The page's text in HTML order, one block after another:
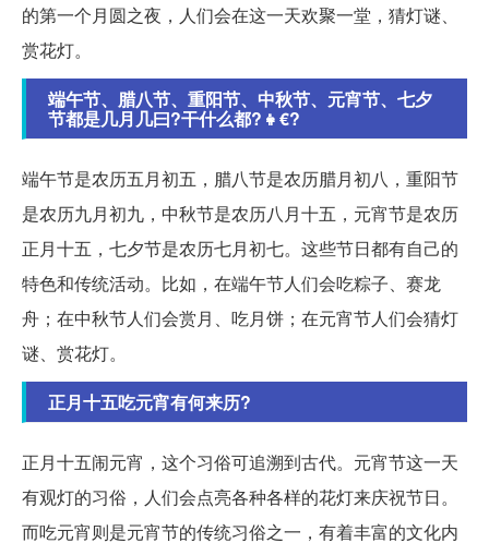
的第一个月圆之夜，人们会在这一天欢聚一堂，猜灯谜、
赏花灯。
端午节、腊八节、重阳节、中秋节、元宵节、七夕
节都是几月几曰?干什么都?👧€?
端午节是农历五月初五，腊八节是农历腊月初八，重阳节
是农历九月初九，中秋节是农历八月十五，元宵节是农历
正月十五，七夕节是农历七月初七。这些节日都有自己的
特色和传统活动。比如，在端午节人们会吃粽子、赛龙
舟；在中秋节人们会赏月、吃月饼；在元宵节人们会猜灯
谜、赏花灯。
正月十五吃元宵有何来历?
正月十五闹元宵，这个习俗可追溯到古代。元宵节这一天
有观灯的习俗，人们会点亮各种各样的花灯来庆祝节日。
而吃元宵则是元宵节的传统习俗之一，有着丰富的文化内